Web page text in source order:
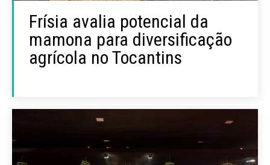
Frísia avalia potencial da
mamona para diversificação
agrícola no Tocantins